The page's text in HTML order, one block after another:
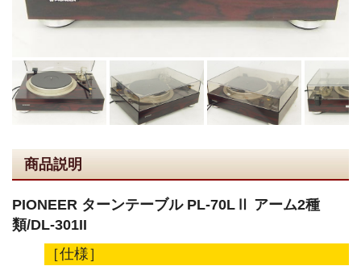
商品説明
PIONEER ターンテーブル PL-70LⅡ アーム2種
類/DL-301II
［仕様］